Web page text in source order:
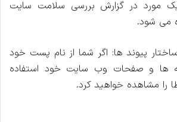
مورد در گزارش بررسی سلامت سایت
می شود.
پیوند ها: اگر شما از نام پست خود
ها و صفحات وب سایت خود استفاده
را مشاهده خواهید کرد.